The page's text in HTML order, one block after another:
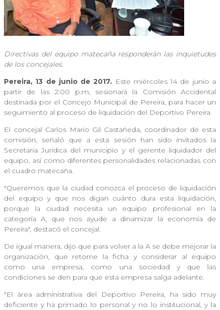
Directivas del equipo matecaña responderán las inquietudes
de los concejales.
Pereira, 13 de junio de 2017. Este miércoles 14 de junio a
partir de las 2:00 p.m, sesionará la Comisión Accidental
destinada por el Concejo Municipal de Pereira, para hacer un
seguimiento al proceso de liquidación del Deportivo Pereira.
El concejal Carlos Mario Gil Castañeda, coordinador de esta
comisión, señaló que a esta sesión han sido invitados la
Secretaria Jurídica del municipio y el gerente liquidador del
equipo, así como diferentes personalidades relacionadas con
el cuadro matecaña.
"Queremos que la ciudad conozca el proceso de liquidación
del equipo y que nos digan cuánto dura esta liquidación,
porque la ciudad necesita un equipo profesional en la
categoría A, que nos ayude a dinamizar la economía de
Pereira", destacó el concejal.
De igual manera, dijo que para volver a la A se debe mejorar la
organización, que retorne la ficha y considerar al equipo
como una empresa, como una sociedad y que las
condiciones se den para que esta empresa salga adelante.
"El área administrativa del Deportivo Pereira, ha sido muy
deficiente y ha primado lo personal y no lo institucional, y la